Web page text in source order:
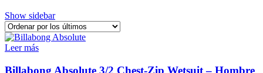
Show sidebar
Leer más
Billabong Absolute 3/2 Chest‑Zip Wetsuit – Hombre